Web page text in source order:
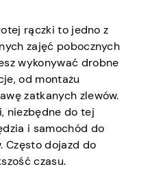
rączki to jedno z
zajęć pobocznych
wykonywać drobne
od montażu
zatkanych zlewów.
niezbędne do tej
i samochód do
Często dojazd do
czasu.